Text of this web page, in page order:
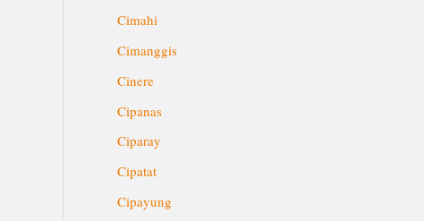
Cimahi
Cimanggis
Cinere
Cipanas
Ciparay
Cipatat
Cipayung